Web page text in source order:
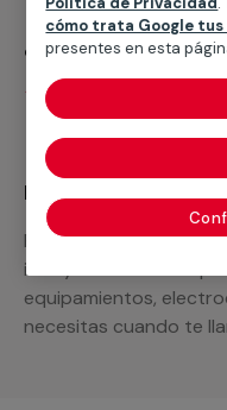
¿Qué incluye?
Recuerda que en
Podemos ofrecer
incluyendo todo lo que
equipamientos,
necesitas cuando te
cómo trata Google
presentes en esta